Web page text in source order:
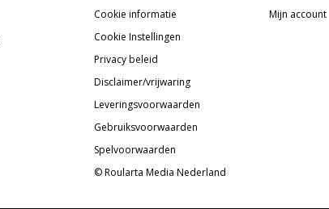
Cookie informatie
Cookie Instellingen
Privacy beleid
Disclaimer/vrijwaring
Leveringsvoorwaarden
Gebruiksvoorwaarden
Spelvoorwaarden
© Roularta Media Nederland
Mijn account